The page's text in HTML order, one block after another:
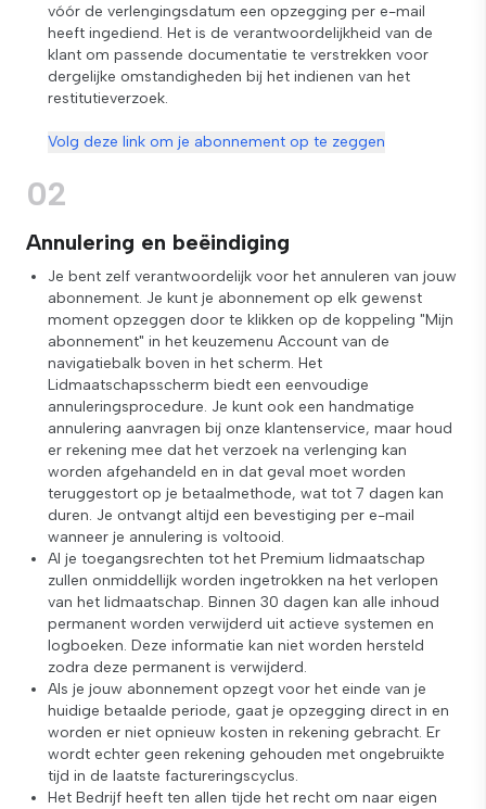
vóór de verlengingsdatum een opzegging per e-mail
heeft ingediend. Het is de verantwoordelijkheid van de
klant om passende documentatie te verstrekken voor
dergelijke omstandigheden bij het indienen van het
restitutieverzoek.
Volg deze link om je abonnement op te zeggen
02
Annulering en beëindiging
Je bent zelf verantwoordelijk voor het annuleren van jouw
abonnement. Je kunt je abonnement op elk gewenst
moment opzeggen door te klikken op de koppeling "Mijn
abonnement" in het keuzemenu Account van de
navigatiebalk boven in het scherm. Het
Lidmaatschapsscherm biedt een eenvoudige
annuleringsprocedure. Je kunt ook een handmatige
annulering aanvragen bij onze klantenservice, maar houd
er rekening mee dat het verzoek na verlenging kan
worden afgehandeld en in dat geval moet worden
teruggestort op je betaalmethode, wat tot 7 dagen kan
duren. Je ontvangt altijd een bevestiging per e-mail
wanneer je annulering is voltooid.
Al je toegangsrechten tot het Premium lidmaatschap
zullen onmiddellijk worden ingetrokken na het verlopen
van het lidmaatschap. Binnen 30 dagen kan alle inhoud
permanent worden verwijderd uit actieve systemen en
logboeken. Deze informatie kan niet worden hersteld
zodra deze permanent is verwijderd.
Als je jouw abonnement opzegt voor het einde van je
huidige betaalde periode, gaat je opzegging direct in en
worden er niet opnieuw kosten in rekening gebracht. Er
wordt echter geen rekening gehouden met ongebruikte
tijd in de laatste factureringscyclus.
Het Bedrijf heeft ten allen tijde het recht om naar eigen